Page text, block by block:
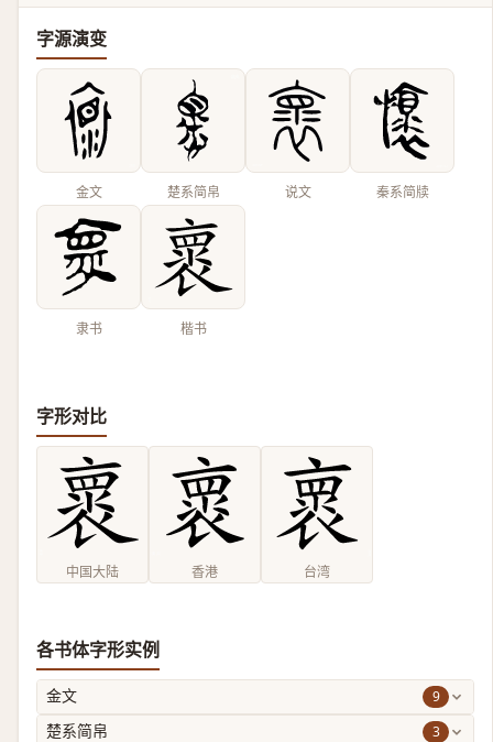
字源演变
金文 楚系简帛 说文 秦系简牍
隶书 楷书
字形对比
中国大陆 香港 台湾
各书体字形实例
金文 9
楚系简帛 3